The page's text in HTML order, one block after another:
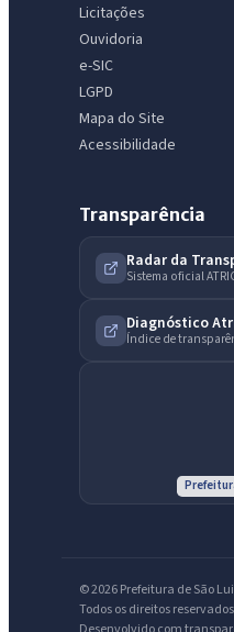
Licitações
Ouvidoria
e-SIC
LGPD
Mapa do Site
Acessibilidade
Transparência
Radar da
Sistema oficial
Diagnóstico
Índice de
© 2026 Prefeitura de São
Todos os direitos reservados
IntGest AI
Assistente do Portal
Carta